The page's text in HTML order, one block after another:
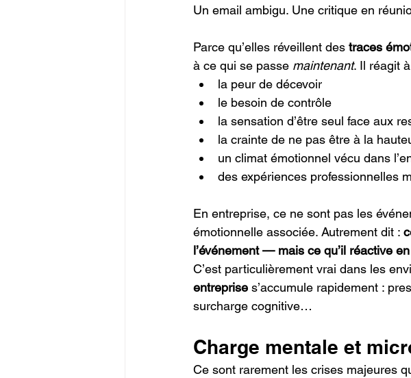
Un email ambigu. Une critique en
Parce qu’elles réveillent des traces
à ce qui se passe maintenant. Il réagit
la peur de décevoir
le besoin de contrôle
la sensation d’être seul face aux
la crainte de ne pas être à la
un climat émotionnel vécu dans
des expériences professionnelles
En entreprise, ce ne sont pas les
émotionnelle associée. Autrement dit :
l’événement — mais ce qu’il réactive
C’est particulièrement vrai dans les
entreprise s’accumule rapidement :
surcharge cognitive…
Charge mentale et
Ce sont rarement les crises majeures